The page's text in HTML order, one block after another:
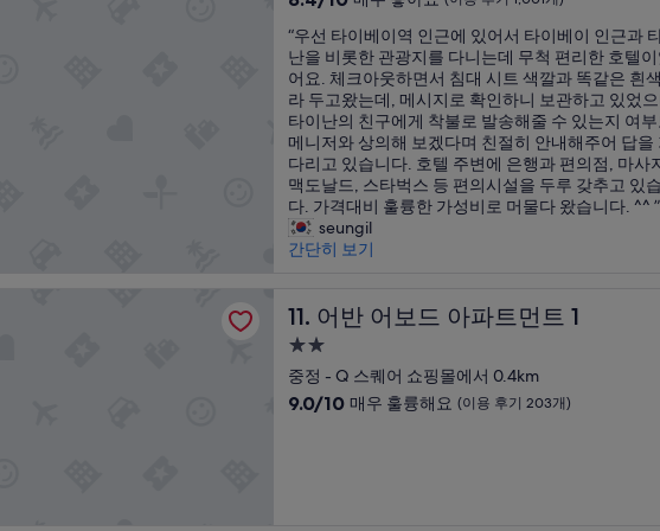
습
니
다
.
”
소
가
안
되
있
어
서
인
지
에
어
면
곰
이
냄
기
1,336
개)
매
우
만
족
하
고
돌
아
갑
니
다
박
시
설
만
점
중
8.4
점,
매
우
좋
아
요,
(이
기
1,001
개)
“
우
선
타
이
베
이
역
인
근
에
서
타
이
베
이
“우선 타이베이역 인근에 있어서 타이베이 인근과
난을 비롯한 관광지를 다니는데 무척 편리한 호텔이
어요. 체크아웃하면서 침대 시트 색깔과 똑같은 흰
라 두고왔는데, 메시지로 확인하니 보관하고 있었
타이난의 친구에게 착불로 발송해줄 수 있는지 여
메니저와 상의해 보겠다며 친절히 안내해주어 답을
다리고 있습니다. 호텔 주변에 은행과 편의점, 마사
맥도날드, 스타벅스 등 편의시설을 두루 갖추고 있
다. 가격대비 훌륭한 가성비로 머물다 왔습니다. ^^ ”
seungil
간단히 보기
11. 어반 어보드 아파트먼트 1
어반 어보드 아파트먼트 1
2.0
성
급
중정 - Q 스퀘어 쇼핑몰에서 0.4km
10
9.0/10 매우 훌륭해요 (이용 후기 203개)